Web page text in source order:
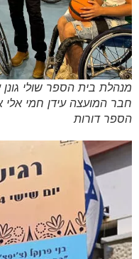
מנהלת בית הספר שולי
חבר המועצה עידן חמי אלי
הספר דורות